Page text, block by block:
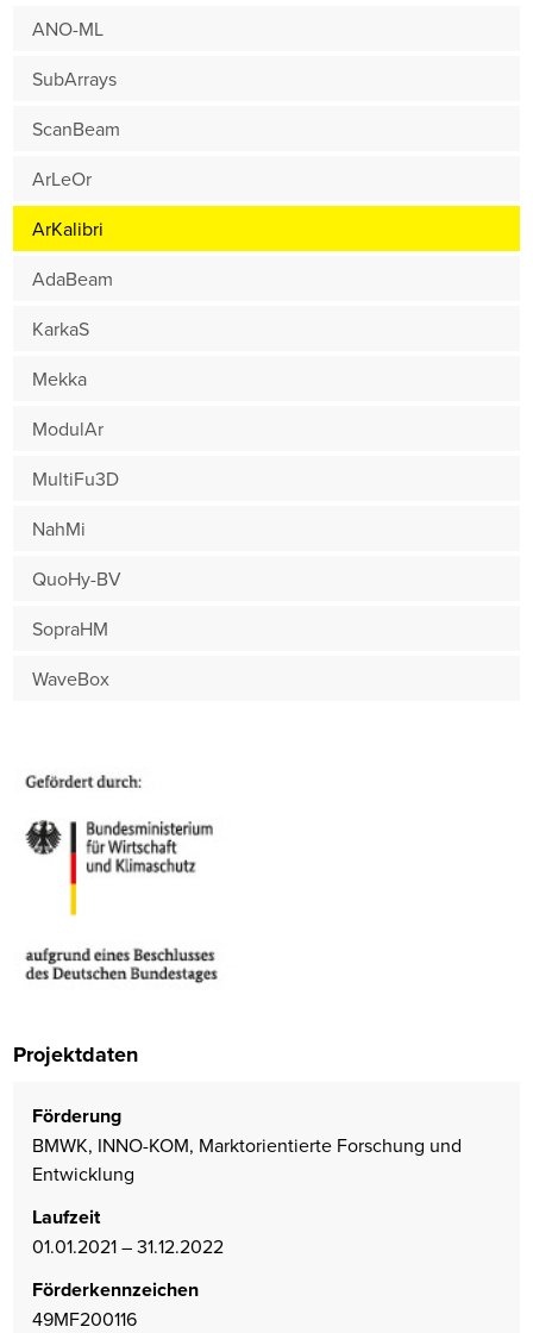
ANO-ML
SubArrays
ScanBeam
ArLeOr
ArKalibri
AdaBeam
KarkaS
Mekka
ModulAr
MultiFu3D
NahMi
QuoHy-BV
SopraHM
WaveBox
Projektdaten
Förderung
BMWK, INNO-KOM, Marktorientierte Forschung und
Entwicklung
Laufzeit
01.01.2021 – 31.12.2022
Förderkennzeichen
49MF200116